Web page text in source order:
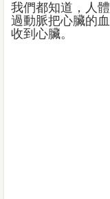
我們都知道，人
過動脈把心臟的
收到心臟。